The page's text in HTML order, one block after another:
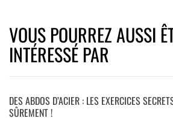
VOUS POURREZ AUSSI
INTÉRESSÉ PAR
DES ABDOS D’ACIER : LES EXERCICES
SÛREMENT !